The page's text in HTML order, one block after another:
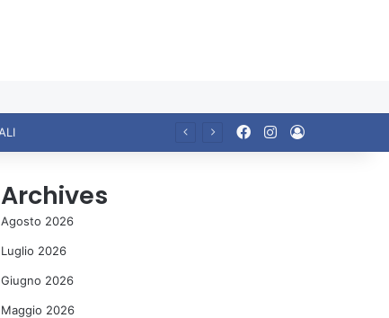
FacebookInstagram
Archives
Agosto 2026
Luglio 2026
Giugno 2026
Maggio 2026